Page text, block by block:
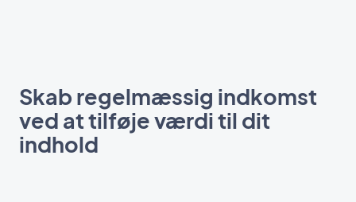
Skab regelmæssig indkomst
ved at tilføje værdi til dit
indhold